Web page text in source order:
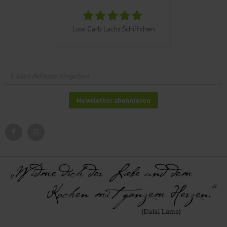
Low Carb Lachs Schiffchen
Newsletter abonnieren